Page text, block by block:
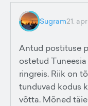
Sugram21.
Antud postituse
ostetud
ringreis. Riik on
tunduvad kodus
võtta. Mõned